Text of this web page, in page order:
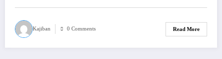
Kajiban 0 Comments Read More